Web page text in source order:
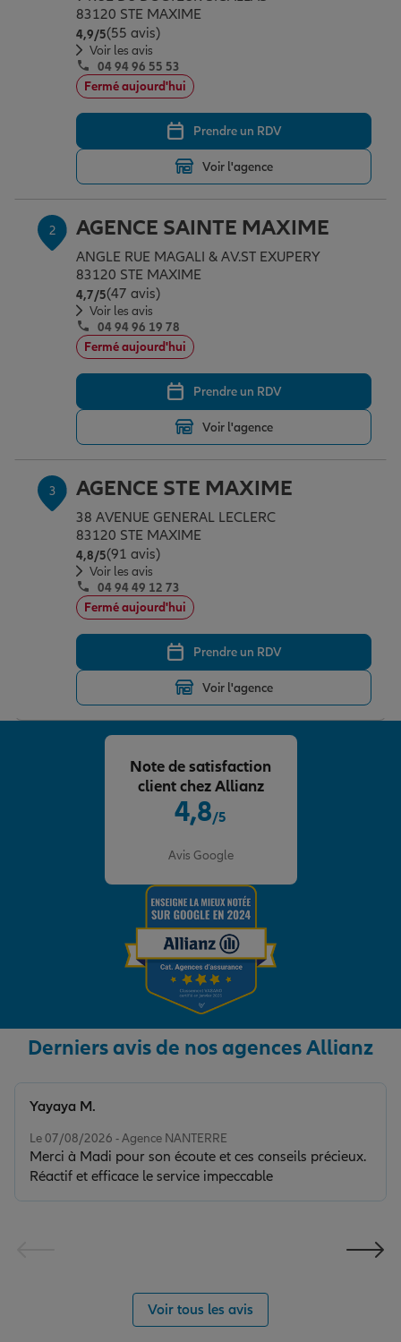
Assurance emprunteur
Prévoyance et dépendance
Assurance animal de compagnie
Protection de la famille
Protection juridique
Épargne & retraite
Plan épargne retraite
Assurance vie
Placements financiers
Investissements immobiliers
Transmission
Vos projets
Partir en vacances
Déménager
Changer de voiture
Départ à la retraite
Conseil assurance
Outre-mer
Assurance auto
Assurance habitation
Garantie des accidents de la vie
Assurance scolaire
Protection juridique
Tous nos devis d'assurance
Professionnels
Allianz en France
83120 STE MAXIME
4,9/5Note de 4.9 sur 5
(55 avis)
Voir les avis
04 94 96 55 53
Fermé aujourd'hui
Prendre un RDV
Voir l'agence
2 AGENCE SAINTE MAXIME
ANGLE RUE MAGALI & AV.ST EXUPERY
83120 STE MAXIME
4,7/5Note de 4.7 sur 5
(47 avis)
Voir les avis
04 94 96 19 78
Fermé aujourd'hui
Prendre un RDV
Voir l'agence
3 AGENCE STE MAXIME
38 AVENUE GENERAL LECLERC
83120 STE MAXIME
4,8/5Note de 4.8 sur 5
(91 avis)
Voir les avis
04 94 49 12 73
Fermé aujourd'hui
Prendre un RDV
Voir l'agence
4,8/5
Avis Google
Note de satisfaction
client chez Allianz
Derniers avis de nos agences Allianz
Le 07/08/2026 - Agence NANTERRE
Merci à Madi pour son écoute et ces conseils précieux.
Réactif et efficace le service impeccable
Yayaya M.
Voir tous les avis